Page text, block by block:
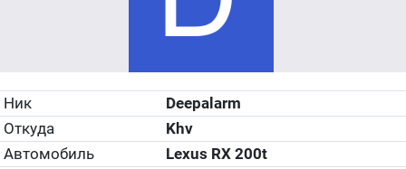
Ник
Deepalarm
Откуда
Khv
Автомобиль
Lexus RX 200t